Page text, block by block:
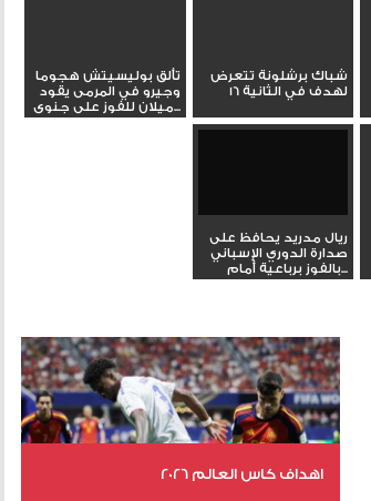
شباك برشلونة تتعرض
لهدف في الثانية 16
تألق بوليسيتش هجوما
وجيرو في المرمى يقود
ميلان للفوز على جنوى...
ريال مدريد يحافظ على
صدارة الدوري الإسباني
بالفوز برباعية أمام...
اهداف كاس العالم 2026